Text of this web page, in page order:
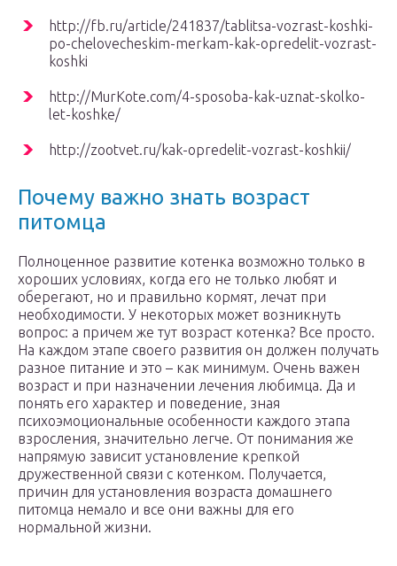
http://fb.ru/article/241837/tablitsa-vozrast-koshki-
po-chelovecheskim-merkam-kak-opredelit-vozrast-
koshki
http://MurKote.com/4-sposoba-kak-uznat-skolko-
let-koshke/
http://zootvet.ru/kak-opredelit-vozrast-koshkii/
Почему важно знать возраст
питомца
Полноценное развитие котенка возможно только в
хороших условиях, когда его не только любят и
оберегают, но и правильно кормят, лечат при
необходимости. У некоторых может возникнуть
вопрос: а причем же тут возраст котенка? Все просто.
На каждом этапе своего развития он должен получать
разное питание и это – как минимум. Очень важен
возраст и при назначении лечения любимца. Да и
понять его характер и поведение, зная
психоэмоциональные особенности каждого этапа
взросления, значительно легче. От понимания же
напрямую зависит установление крепкой
дружественной связи с котенком. Получается,
причин для установления возраста домашнего
питомца немало и все они важны для его
нормальной жизни.